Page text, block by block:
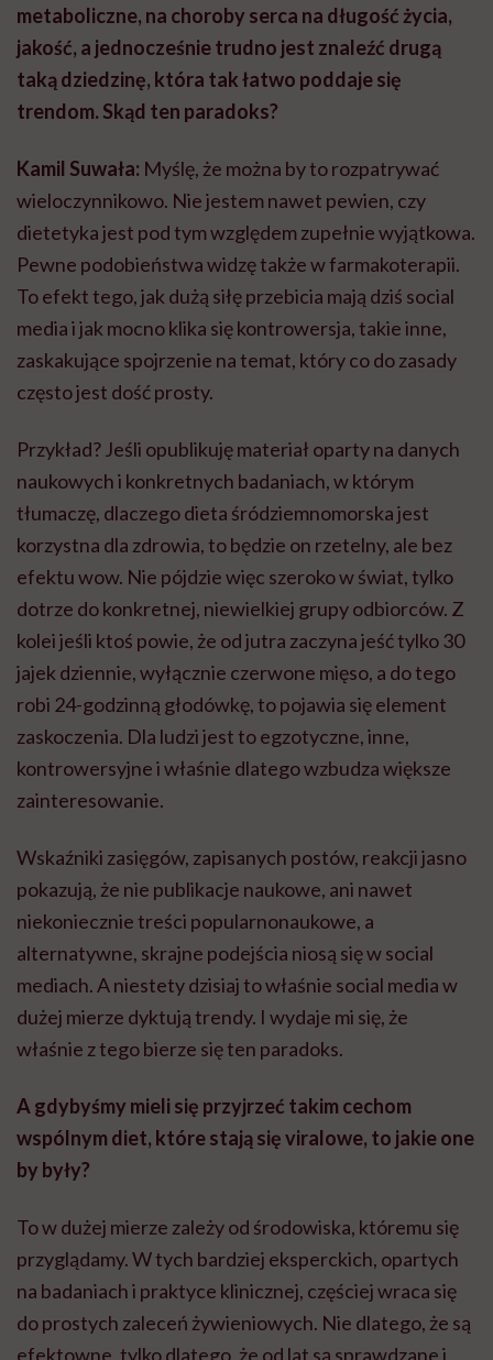
To efekt tego, jak dużą siłę przebicia mają dziś social
media i jak mocno klika się kontrowersja, takie inne,
zaskakujące spojrzenie na temat, który co do zasady
często jest dość prosty.
Przykład? Jeśli opublikuję materiał oparty na danych
naukowych i konkretnych badaniach, w którym
tłumaczę, dlaczego dieta śródziemnomorska jest
korzystna dla zdrowia, to będzie on rzetelny, ale bez
efektu wow. Nie pójdzie więc szeroko w świat, tylko
dotrze do konkretnej, niewielkiej grupy odbiorców. Z
kolei jeśli ktoś powie, że od jutra zaczyna jeść tylko 30
jajek dziennie, wyłącznie czerwone mięso, a do tego
zaskoczenia. Dla ludzi jest to egzotyczne, inne,
kontrowersyjne i właśnie dlatego wzbudza większe
zainteresowanie.
Wskaźniki zasięgów, zapisanych postów, reakcji jasno
pokazują, że nie publikacje naukowe, ani nawet
niekoniecznie treści popularnonaukowe, a
alternatywne, skrajne podejścia niosą się w social
mediach. A niestety dzisiaj to właśnie social media w
dużej mierze dyktują trendy. I wydaje mi się, że
właśnie z tego bierze się ten paradoks.
wspólnym diet, które stają się viralowe, to jakie one
by były?
To w dużej mierze zależy od środowiska, któremu się
przyglądamy. W tych bardziej eksperckich, opartych
na badaniach i praktyce klinicznej, częściej wraca się
do prostych zaleceń żywieniowych. Nie dlatego, że są
potwierdzane naukowo.
Kiedy jednak spojrzymy na treści, które najmocniej
do szerokiego grona odbiorców, widać, że modne
modele żywieniowe bardzo często łączy jedno słowo:
eliminacja. Widać to chociażby na przykładzie
popularnej dziś diety carnivore, opartej wyłącznie na